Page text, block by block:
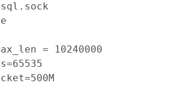
= 10240000